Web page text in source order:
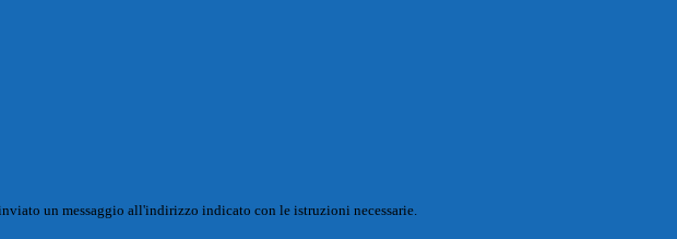
un messaggio all'indirizzo indicato con le istruzioni necessarie.